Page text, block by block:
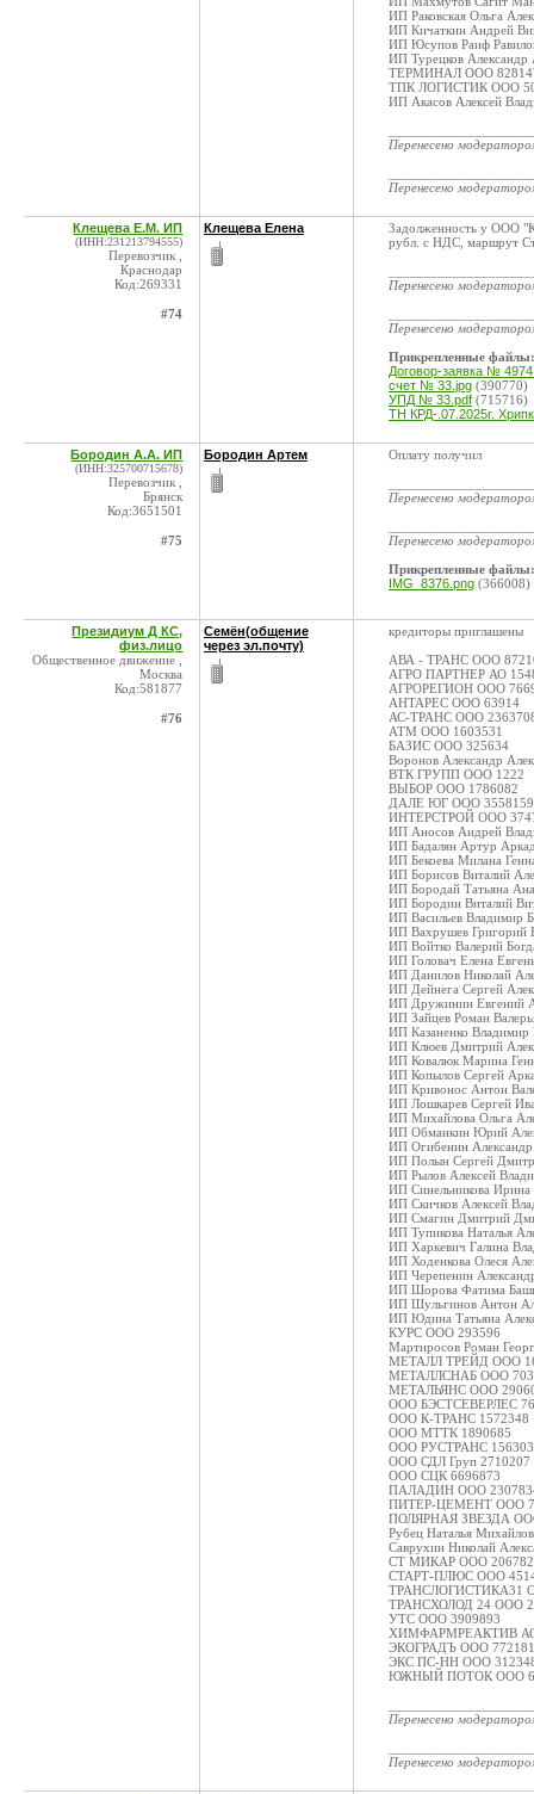
ИП Раковская Ольга
ИП Кичаткин Андрей
ИП Юсупов Раиф
ИП Турецков
ТЕРМИНАЛ ООО
ТПК ЛОГИСТИК ООО
ИП Акасов Алексей
Перенесено
Перенесено
Клещева Е.М. ИП
(ИНН:231213794555)
Перевозчик ,
Краснодар
Код:269331
#74
Клещева Елена
Задолженность у ООО
рубл. с НДС, маршрут
Перенесено
Перенесено
Прикрепленные файлы:
Договор-заявка № 4974
счет № 33.jpg (390770)
УПД № 33.pdf (715716)
ТН КРД-.07.2025г.
Бородин А.А. ИП
(ИНН:325700715678)
Перевозчик ,
Брянск
Код:3651501
#75
Бородин Артем
Оплату получил
Перенесено
Перенесено
Прикрепленные файлы:
IMG_8376.png (366008)
Президиум Д КС,
физ.лицо
Общественное движение ,
Москва
Код:581877
#76
Семён(общение
через эл.почту)
кредиторы приглашены
АВА - ТРАНС ООО
АГРО ПАРТНЕР АО
АГРОРЕГИОН ООО
АНТАРЕС ООО 63914
АС-ТРАНС ООО
АТМ ООО 1603531
БАЗИС ООО 325634
Воронов Александр
ВТК ГРУПП ООО 1222
ВЫБОР ООО 1786082
ДАЛЕ ЮГ ООО 3558159
ИНТЕРСТРОЙ ООО
ИП Аносов Андрей
ИП Бадалян Артур
ИП Бекоева Милана
ИП Борисов Виталий
ИП Бородай Татьяна
ИП Бородин Виталий
ИП Васильев Владимир
ИП Вахрушев Григорий
ИП Войтко Валерий
ИП Головач Елена
ИП Данилов Николай
ИП Дейнега Сергей
ИП Дружинин Евгений
ИП Зайцев Роман
ИП Казаненко
ИП Клюев Дмитрий
ИП Ковалюк Марина
ИП Копылов Сергей
ИП Кривонос Антон
ИП Лошкарев Сергей
ИП Михайлова Ольга
ИП Обманкин Юрий
ИП Огибенин
ИП Полын Сергей
ИП Рылов Алексей
ИП Синельникова Ирина
ИП Скичков Алексей
ИП Смагин Дмитрий
ИП Тупикова Наталья
ИП Харкевич Галина
ИП Ходенкова Олеся
ИП Черепенин
ИП Шорова Фатима
ИП Шульгинов Антон
ИП Юдина Татьяна
КУРС ООО 293596
Мартиросов Роман
МЕТАЛЛ ТРЕЙД ООО
МЕТАЛЛСНАБ ООО
МЕТАЛЬЯНС ООО
ООО БЭСТСЕВЕРЛЕС
ООО К-ТРАНС 1572348
ООО МТТК 1890685
ООО РУСТРАНС 156303
ООО СДЛ Груп 2710207
ООО СЦК 6696873
ПАЛАДИН ООО
ПИТЕР-ЦЕМЕНТ ООО
ПОЛЯРНАЯ ЗВЕЗДА
Рубец Наталья
Саврухин Николай
СТ МИКАР ООО
СТАРТ-ПЛЮС ООО
ТРАНСЛОГИСТИКА31
ТРАНСХОЛОД 24 ООО
УТС ООО 3909893
ХИМФАРМРЕАКТИВ АО
ЭКОГРАДЪ ООО
ЭКС ПС-НН ООО
ЮЖНЫЙ ПОТОК ООО
Перенесено
Перенесено